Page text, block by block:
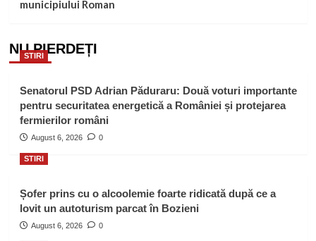
municipiului Roman
NU PIERDEȚI
STIRI
Senatorul PSD Adrian Păduraru: Două voturi importante
pentru securitatea energetică a României și protejarea
fermierilor români
August 6, 2026 0
STIRI
Șofer prins cu o alcoolemie foarte ridicată după ce a
lovit un autoturism parcat în Bozieni
August 6, 2026 0